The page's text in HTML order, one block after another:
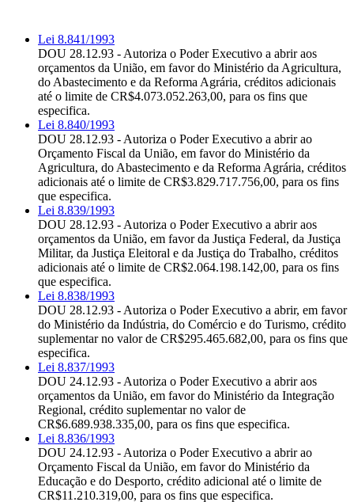
Lei 8.841/1993
DOU 28.12.93 - Autoriza o Poder Executivo a abrir aos
orçamentos da União, em favor do Ministério da Agricultura,
do Abastecimento e da Reforma Agrária, créditos adicionais
até o limite de CR$4.073.052.263,00, para os fins que
especifica.
Lei 8.840/1993
DOU 28.12.93 - Autoriza o Poder Executivo a abrir ao
Orçamento Fiscal da União, em favor do Ministério da
Agricultura, do Abastecimento e da Reforma Agrária, créditos
adicionais até o limite de CR$3.829.717.756,00, para os fins
que especifica.
Lei 8.839/1993
DOU 28.12.93 - Autoriza o Poder Executivo a abrir aos
orçamentos da União, em favor da Justiça Federal, da Justiça
Militar, da Justiça Eleitoral e da Justiça do Trabalho, créditos
adicionais até o limite de CR$2.064.198.142,00, para os fins
que especifica.
Lei 8.838/1993
DOU 28.12.93 - Autoriza o Poder Executivo a abrir, em favor
do Ministério da Indústria, do Comércio e do Turismo, crédito
suplementar no valor de CR$295.465.682,00, para os fins que
especifica.
Lei 8.837/1993
DOU 24.12.93 - Autoriza o Poder Executivo a abrir aos
orçamentos da União, em favor do Ministério da Integração
Regional, crédito suplementar no valor de
CR$6.689.938.335,00, para os fins que especifica.
Lei 8.836/1993
DOU 24.12.93 - Autoriza o Poder Executivo a abrir ao
Orçamento Fiscal da União, em favor do Ministério da
Educação e do Desporto, crédito adicional até o limite de
CR$11.210.319,00, para os fins que especifica.